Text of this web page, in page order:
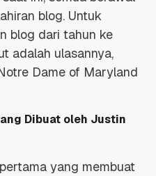
blog. Untuk
blog dari tahun ke
adalah ulasannya,
Dame of Maryland
Dibuat oleh Justin
yang membuat